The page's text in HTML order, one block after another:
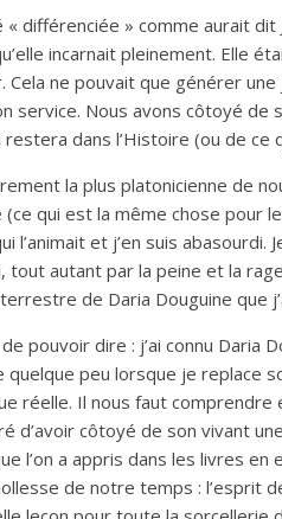
différenciée » comme aurait dit
incarnait pleinement. Elle
ne pouvait que générer
service. Nous avons côtoyé de
dans l’Histoire (ou de ce
la plus platonicienne de
qui est la même chose pour
l’animait et j’en suis abasourdi.
tout autant par la peine et la
de Daria Douguine que
pouvoir dire : j’ai connu Daria
peu lorsque je replace
réelle. Il nous faut
d’avoir côtoyé de son vivant
l’on a appris dans les livres
de notre temps : l’esprit